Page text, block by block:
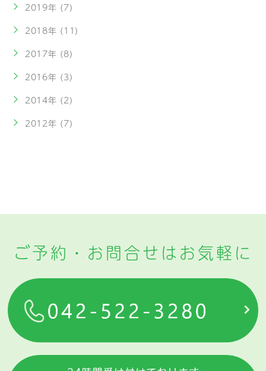
2019年 (7)
2018年 (11)
2017年 (8)
2016年 (3)
2014年 (2)
2012年 (7)
ご予約・お問合せはお気軽に